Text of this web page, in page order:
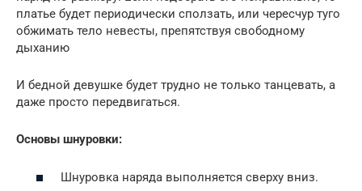
платье будет периодически сползать, или чересчур туго
обжимать тело невесты, препятствуя свободному
дыханию
И бедной девушке будет трудно не только танцевать, а
даже просто передвигаться.
Основы шнуровки:
Шнуровка наряда выполняется сверху вниз.